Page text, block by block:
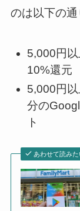
のは以下の通
5,000円
10%還元
5,000円
分の
ト
あわせて読みた